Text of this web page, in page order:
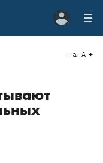
a A